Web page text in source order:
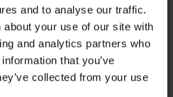
and to analyse our traffic.
your use of our site with
and analytics partners who
that you’ve
collected from your use